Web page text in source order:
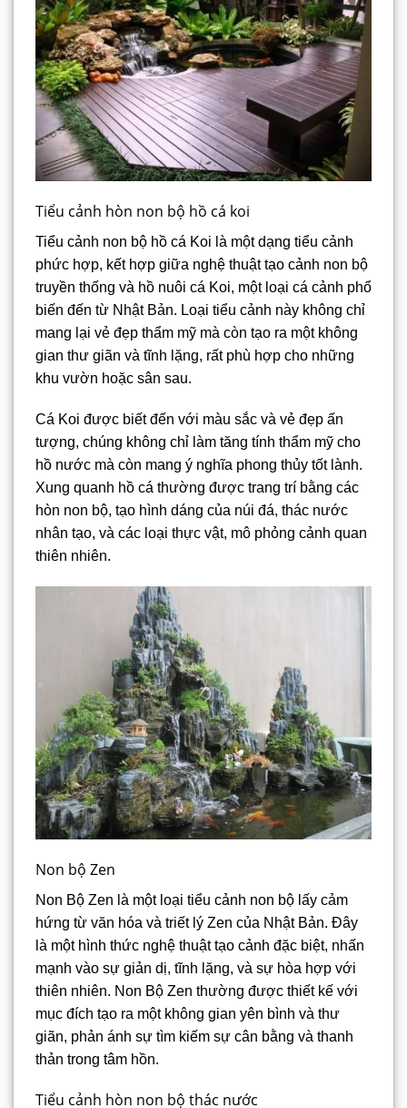
Tiểu cảnh hòn non bộ hồ cá koi
Tiểu cảnh non bộ hồ cá Koi là một dạng tiểu cảnh
phức hợp, kết hợp giữa nghệ thuật tạo cảnh non bộ
truyền thống và hồ nuôi cá Koi, một loại cá cảnh phổ
biến đến từ Nhật Bản. Loại tiểu cảnh này không chỉ
mang lại vẻ đẹp thẩm mỹ mà còn tạo ra một không
gian thư giãn và tĩnh lặng, rất phù hợp cho những
khu vườn hoặc sân sau.
Cá Koi được biết đến với màu sắc và vẻ đẹp ấn
tượng, chúng không chỉ làm tăng tính thẩm mỹ cho
hồ nước mà còn mang ý nghĩa phong thủy tốt lành.
Xung quanh hồ cá thường được trang trí bằng các
hòn non bộ, tạo hình dáng của núi đá, thác nước
nhân tạo, và các loại thực vật, mô phỏng cảnh quan
thiên nhiên.
Non bộ Zen
Non Bộ Zen là một loại tiểu cảnh non bộ lấy cảm
hứng từ văn hóa và triết lý Zen của Nhật Bản. Đây
là một hình thức nghệ thuật tạo cảnh đặc biệt, nhấn
mạnh vào sự giản dị, tĩnh lặng, và sự hòa hợp với
thiên nhiên. Non Bộ Zen thường được thiết kế với
mục đích tạo ra một không gian yên bình và thư
giãn, phản ánh sự tìm kiếm sự cân bằng và thanh
thản trong tâm hồn.
Tiểu cảnh hòn non bộ thác nước